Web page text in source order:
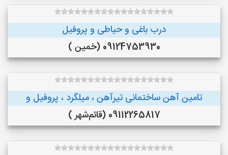
درب باغی و حیاطی و پروفیل
09124753930 (خمین )
تامین آهن ساختمانی تیرآهن ، میلگرد ، پروفیل و
09112265817 (قائم‌شهر )